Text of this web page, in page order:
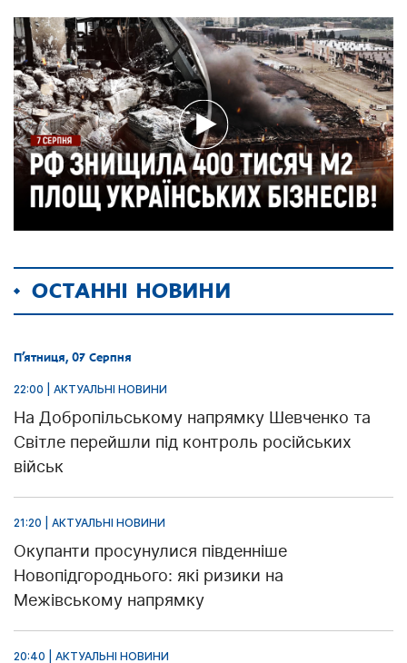
ОСТАННІ НОВИНИ
П’ятниця, 07 Серпня
22:00 | АКТУАЛЬНІ НОВИНИ
На Добропільському напрямку Шевченко та
Світле перейшли під контроль російських
військ
21:20 | АКТУАЛЬНІ НОВИНИ
Окупанти просунулися південніше
Новопідгороднього: які ризики на
Межівському напрямку
20:40 | АКТУАЛЬНІ НОВИНИ